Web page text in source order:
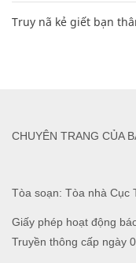
Truy nã kẻ giết bạn
Tòa soạn: Tòa nhà Cục
Giấy phép hoạt động
Truyền thông cấp ngày
CHUYÊN TRANG CỦA